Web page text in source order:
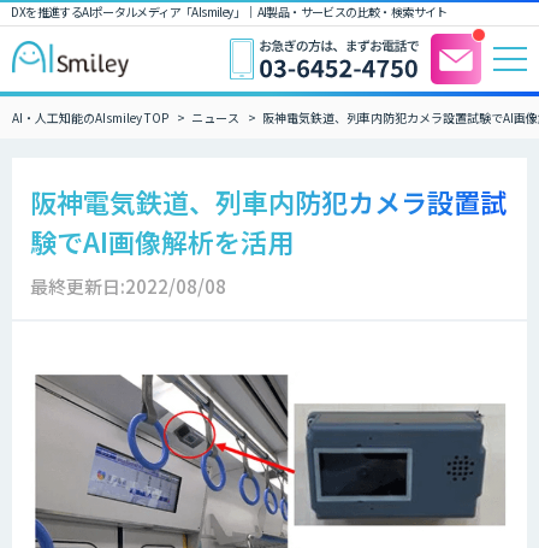
DXを推進するAIポータルメディア「AIsmiley」｜ AI製品・サービスの比較・検索サイト
AI・人工知能のAIsmiley TOP ニュース 阪神電気鉄道、列車内防犯カメラ設置試験でAI画
阪神電気鉄道、列車内防犯カメラ設置試
験でAI画像解析を活用
最終更新日:2022/08/08